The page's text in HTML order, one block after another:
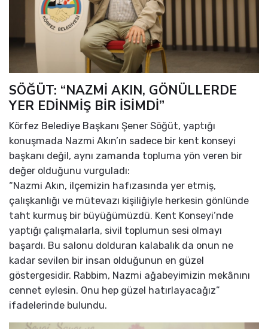
SÖĞÜT: “NAZMİ AKIN, GÖNÜLLERDE
YER EDİNMİŞ BİR İSİMDİ”
Körfez Belediye Başkanı Şener Söğüt, yaptığı
konuşmada Nazmi Akın’ın sadece bir kent konseyi
başkanı değil, aynı zamanda topluma yön veren bir
değer olduğunu vurguladı:
“Nazmi Akın, ilçemizin hafızasında yer etmiş,
çalışkanlığı ve mütevazı kişiliğiyle herkesin gönlünde
taht kurmuş bir büyüğümüzdü. Kent Konseyi’nde
yaptığı çalışmalarla, sivil toplumun sesi olmayı
başardı. Bu salonu dolduran kalabalık da onun ne
kadar sevilen bir insan olduğunun en güzel
göstergesidir. Rabbim, Nazmi ağabeyimizin mekânını
cennet eylesin. Onu hep güzel hatırlayacağız”
ifadelerinde bulundu.